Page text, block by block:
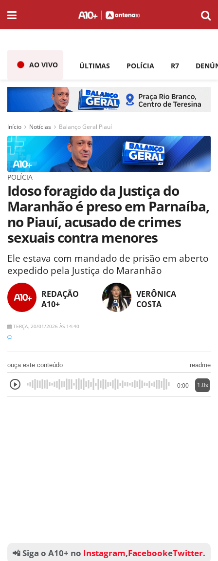
AO VIVO ÚLTIMAS POLÍCIA R7
Início Notícias Balanço Geral Piauí
POLÍCIA
Idoso foragido da Justiça do
Maranhão é preso em Parnaíba,
no Piauí, acusado de crimes
sexuais contra menores
Ele estava com mandado de prisão em aberto
expedido pela Justiça do Maranhão
REDAÇÃO
A10+
VERÔNICA
COSTA
TERÇA, 20/01/2026 ÀS 14:40
ouça este conteúdo readme
0:00 1.0x
📲 Siga o A10+ no Instagram,FacebookeTwitter.